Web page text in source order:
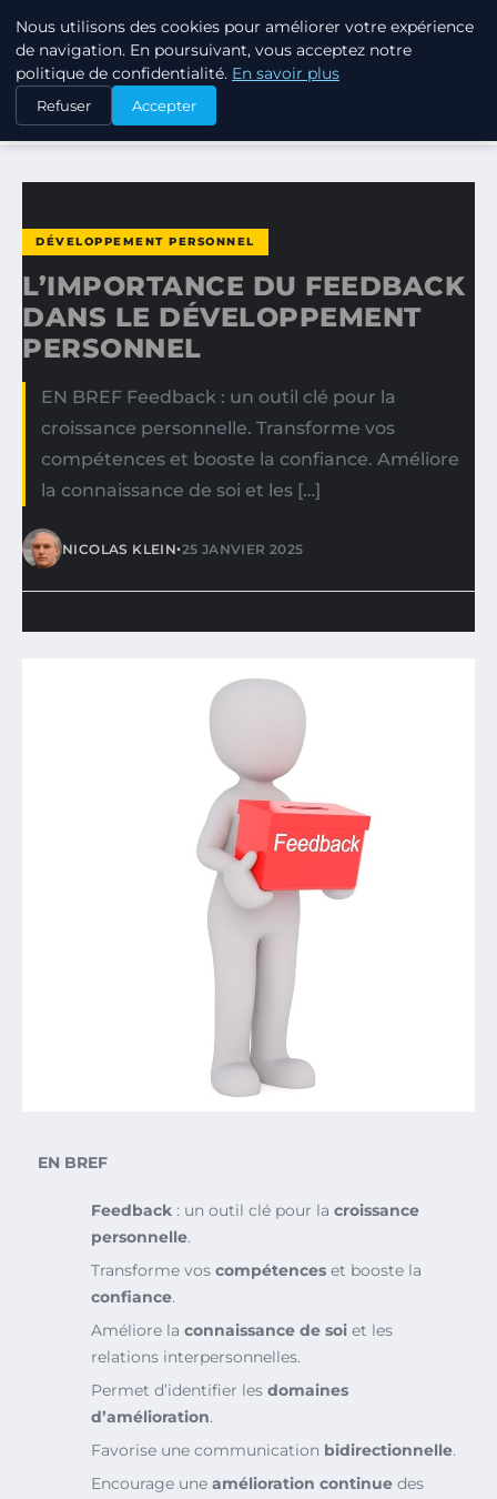
TUEZ-LES TOUS
ACCUEIL
DÉVELOPPEMENT PERSONNEL
L’IMPORTANCE DU FEEDBACK DANS LE DÉVELOPPEMENT…
DÉVELOPPEMENT PERSONNEL
L’IMPORTANCE DU FEEDBACK
DANS LE DÉVELOPPEMENT
PERSONNEL
EN BREF Feedback : un outil clé pour la
croissance personnelle. Transforme vos
compétences et booste la confiance. Améliore
la connaissance de soi et les […]
NICOLAS KLEIN•25 JANVIER 2025
EN BREF
Feedback : un outil clé pour la croissance
personnelle.
Transforme vos compétences et booste la
confiance.
Améliore la connaissance de soi et les
relations interpersonnelles.
Permet d’identifier les domaines
d’amélioration.
Favorise une communication bidirectionnelle.
Encourage une amélioration continue des
Nous utilisons des cookies pour améliorer votre expérience
de navigation. En poursuivant, vous acceptez notre
politique de confidentialité. En savoir plus
Refuser Accepter